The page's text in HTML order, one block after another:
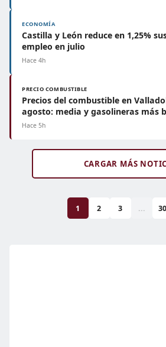
ECONOMÍA
Castilla y León reduce en 1,25%
empleo en julio
Hace 4h
PRECIO COMBUSTIBLE
Precios del combustible en
agosto: media y gasolineras más
Hace 5h
CARGAR MÁS
1 2 3 ...